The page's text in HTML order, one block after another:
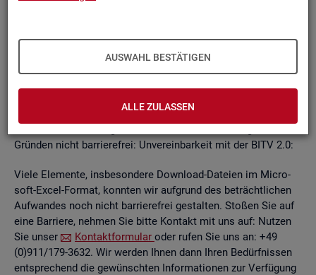
AUSWAHL BESTÄTIGEN
ALLE ZULASSEN
kon­ti­nu­ier­lich durch­ge­führt wer­den.
Die Web­sei­ten sind mit den ge­nann­ten An­for­de­run­gen teil­
Grün­den nicht bar­rie­re­frei: Un­ver­ein­bar­keit mit der BITV 2.0:
Viele Ele­men­te, ins­be­son­de­re Down­load-Da­tei­en im Mi­cro­
soft-Excel-For­mat, konn­ten wir auf­grund des be­trächt­li­chen
Auf­wan­des noch nicht bar­rie­re­frei ge­stal­ten. Sto­ßen Sie auf
eine Bar­rie­re, neh­men Sie bitte Kon­takt mit uns auf: Nut­zen
Sie unser
Kon­takt­for­mu­lar oder rufen Sie uns an: +49
(0)911/179-3632. Wir wer­den Ihnen dann Ihren Be­dürf­nis­sen
ent­spre­chend die ge­wünsch­ten In­for­ma­tio­nen zur Ver­fü­gung